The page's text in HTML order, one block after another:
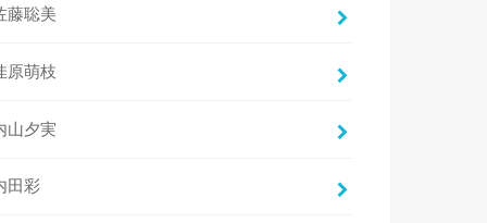
藤聡美
原萌枝
山夕実
田彩